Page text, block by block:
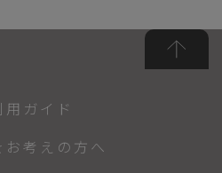
用ガイド
お考えの方へ